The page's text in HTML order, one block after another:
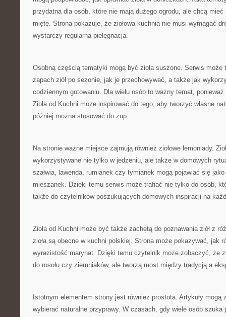
przydatna dla osób, które nie mają dużego ogrodu, ale chcą
miętę. Strona pokazuje, że ziołowa kuchnia nie musi wymagać
wystarczy regularna pielęgnacja.
Osobną częścią tematyki mogą być zioła suszone. Serwis może
zapach ziół po sezonie, jak je przechowywać, a także jak
codziennym gotowaniu. Dla wielu osób to ważny temat, ponieważ
Zioła od Kuchni może inspirować do tego, aby tworzyć własne
później można stosować do zup.
Na stronie ważne miejsce zajmują również ziołowe lemoniady.
wykorzystywane nie tylko w jedzeniu, ale także w domowych
szałwia, lawenda, rumianek czy tymianek mogą pojawiać się
mieszanek. Dzięki temu serwis może trafiać nie tylko do osób,
także do czytelników poszukujących domowych inspiracji na
Zioła od Kuchni może być także zachętą do poznawania ziół z
zioła są obecne w kuchni polskiej. Strona może pokazywać, jak
wyrazistość marynat. Dzięki temu czytelnik może zobaczyć, że
do rosołu czy ziemniaków, ale tworzą most między tradycją a
Istotnym elementem strony jest również prostota. Artykuły mogą
wybierać naturalne przyprawy. W czasach, gdy wiele osób szuka